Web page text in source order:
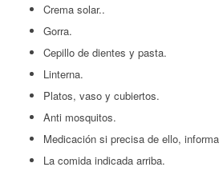
Crema solar..
Gorra.
Cepillo de dientes y pasta.
Linterna.
Platos, vaso y cubiertos.
Anti mosquitos.
Medicación si precisa de ello,
La comida indicada arriba.